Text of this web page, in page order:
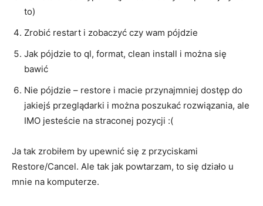
to)
Zrobić restart i zobaczyć czy wam pójdzie
Jak pójdzie to ql, format, clean install i można się
bawić
Nie pójdzie – restore i macie przynajmniej dostęp do
jakiejś przeglądarki i można poszukać rozwiązania, ale
IMO jesteście na straconej pozycji :(
Ja tak zrobiłem by upewnić się z przyciskami
Restore/Cancel. Ale tak jak powtarzam, to się działo u
mnie na komputerze.